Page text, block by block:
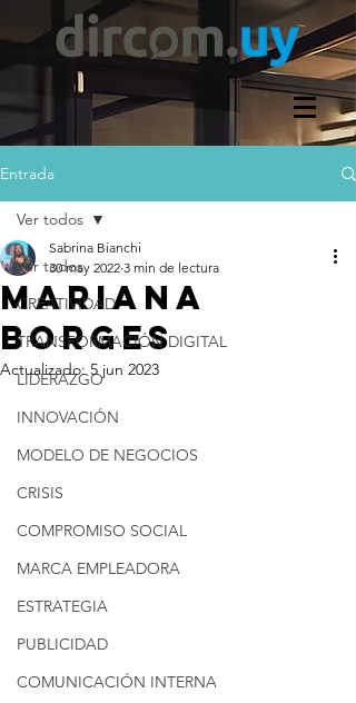
Entrada
Ver todos
CREATIVIDAD
TRANSFORMACIÓN DIGITAL
LIDERAZGO
INNOVACIÓN
MODELO DE NEGOCIOS
CRISIS
COMPROMISO SOCIAL
MARCA EMPLEADORA
ESTRATEGIA
PUBLICIDAD
COMUNICACIÓN INTERNA
Ver todos
MARIANA
BORGES
Sabrina Bianchi
30 may 2022 3 min de lectura
Actualizado:5 jun 2023